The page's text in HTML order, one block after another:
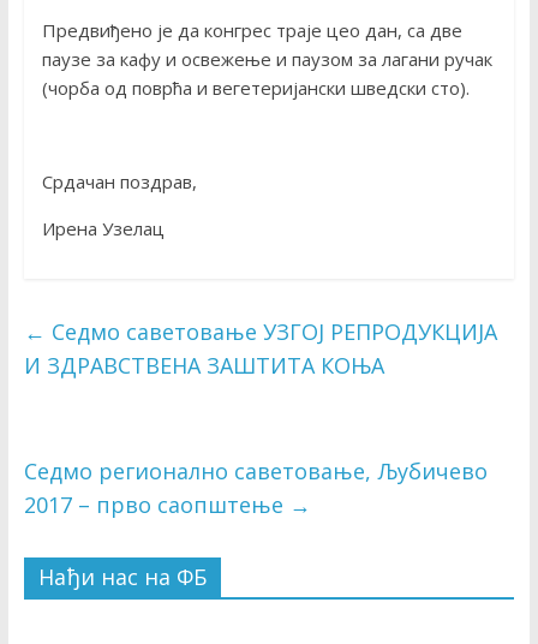
Предвиђено је да конгрес траје цео дан, са две
паузе за кафу и освежење и паузом за лагани ручак
(чорба од поврћа и вегетеријански шведски сто).
Срдачан поздрав,
Ирена Узелац
← Седмо саветовање УЗГОЈ РЕПРОДУКЦИЈА
И ЗДРАВСТВЕНА ЗАШТИТА КОЊА
Седмо регионално саветовање, Љубичево
2017 – прво саопштење →
Нађи нас на ФБ